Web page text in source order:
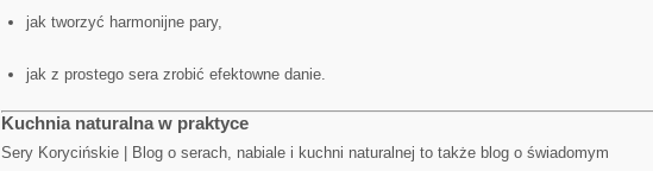
jak tworzyć harmonijne pary,
jak z prostego sera zrobić efektowne danie.
Kuchnia naturalna w praktyce
Sery Korycińskie | Blog o serach, nabiale i kuchni naturalnej to także blog o świadomym